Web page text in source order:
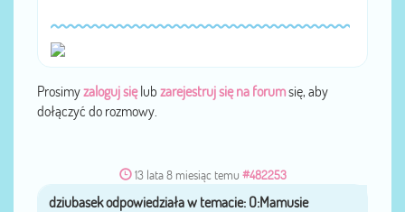
Prosimyzaloguj sięlub zarejestruj się na forumsię, aby
dołączyć do rozmowy.
13 lata 8 miesiąc temu #482253
przezdziubasek